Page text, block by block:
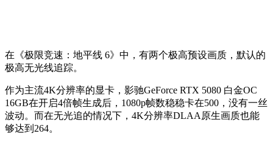
在《极限竞速：地平线 6》中，有两个极高预设画质，默认的
极高无光线追踪。
作为主流4K分辨率的显卡，影驰GeForce RTX 5080 白金OC
16GB在开启4倍帧生成后，1080p帧数稳稳卡在500，没有一丝
波动。而在无光追的情况下，4K分辨率DLAA原生画质也能
够达到264。